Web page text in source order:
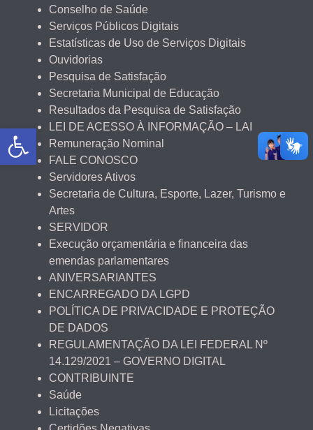
Conselho de Saúde
Serviços Públicos Digitais
Estatísticas de Uso de Serviços Digitais
Ouvidorias
Pesquisa de Satisfação
Secretaria Municipal de Educação
Resultados da Pesquisa de Satisfação
LEI DE ACESSO À INFORMAÇÃO – LAI
Remuneração Nominal
FALE CONOSCO
Servidores Ativos
Secretaria de Cultura, Esporte, Lazer, Turismo e
Artes
SERVIDOR
Execução orçamentária e financeira das
emendas parlamentares
ANIVERSARIANTES
ENCARREGADO DA LGPD
POLÍTICA DE PRIVACIDADE E PROTEÇÃO
DE DADOS
REGULAMENTAÇÃO DA LEI FEDERAL Nº
14.129/2021 – GOVERNO DIGITAL
CONTRIBUINTE
Saúde
Licitações
Abrir a barra de ferramentas